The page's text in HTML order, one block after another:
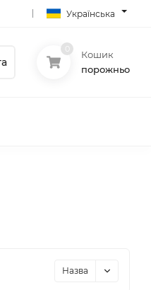
Українська
Кошик
порожньо
Назва